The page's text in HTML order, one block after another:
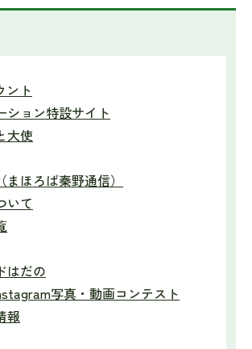
ント
ション特設サイト
大使
ほろば秦野通信）
いて
はだの
写真・動画コンテスト
報